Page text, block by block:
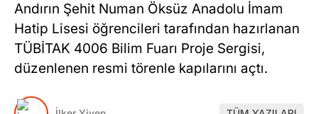
Andırın Şehit Numan Öksüz Anadolu İmam
Hatip Lisesi öğrencileri tarafından hazırlanan
TÜBİTAK 4006 Bilim Fuarı Proje Sergisi,
düzenlenen resmi törenle kapılarını açtı.